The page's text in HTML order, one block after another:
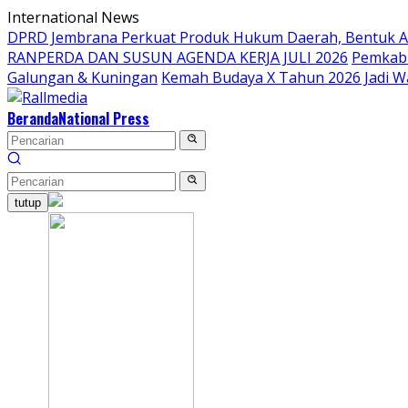
Langsung
ke
konten
International News
DPRD Jembrana Perkuat Produk Hukum Daerah, Bentuk
RANPERDA DAN SUSUN AGENDA KERJA JULI 2026
Galungan & Kuningan Kemah Budaya X Tahun 2026 Jadi
BerandaNational Press
tutup